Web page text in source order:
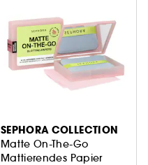
SEPHORA COLLECTION
Matte On-The-Go
Mattierendes Papier